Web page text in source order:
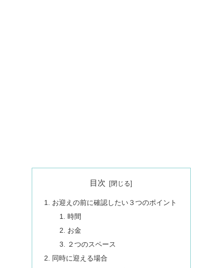
目次
お迎えの前に確認したい３つのポイント
時間
お金
２つのスペース
同時に迎える場合